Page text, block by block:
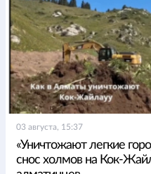
03 августа, 15:37
«Уничтожают легкие
снос холмов на Кок-